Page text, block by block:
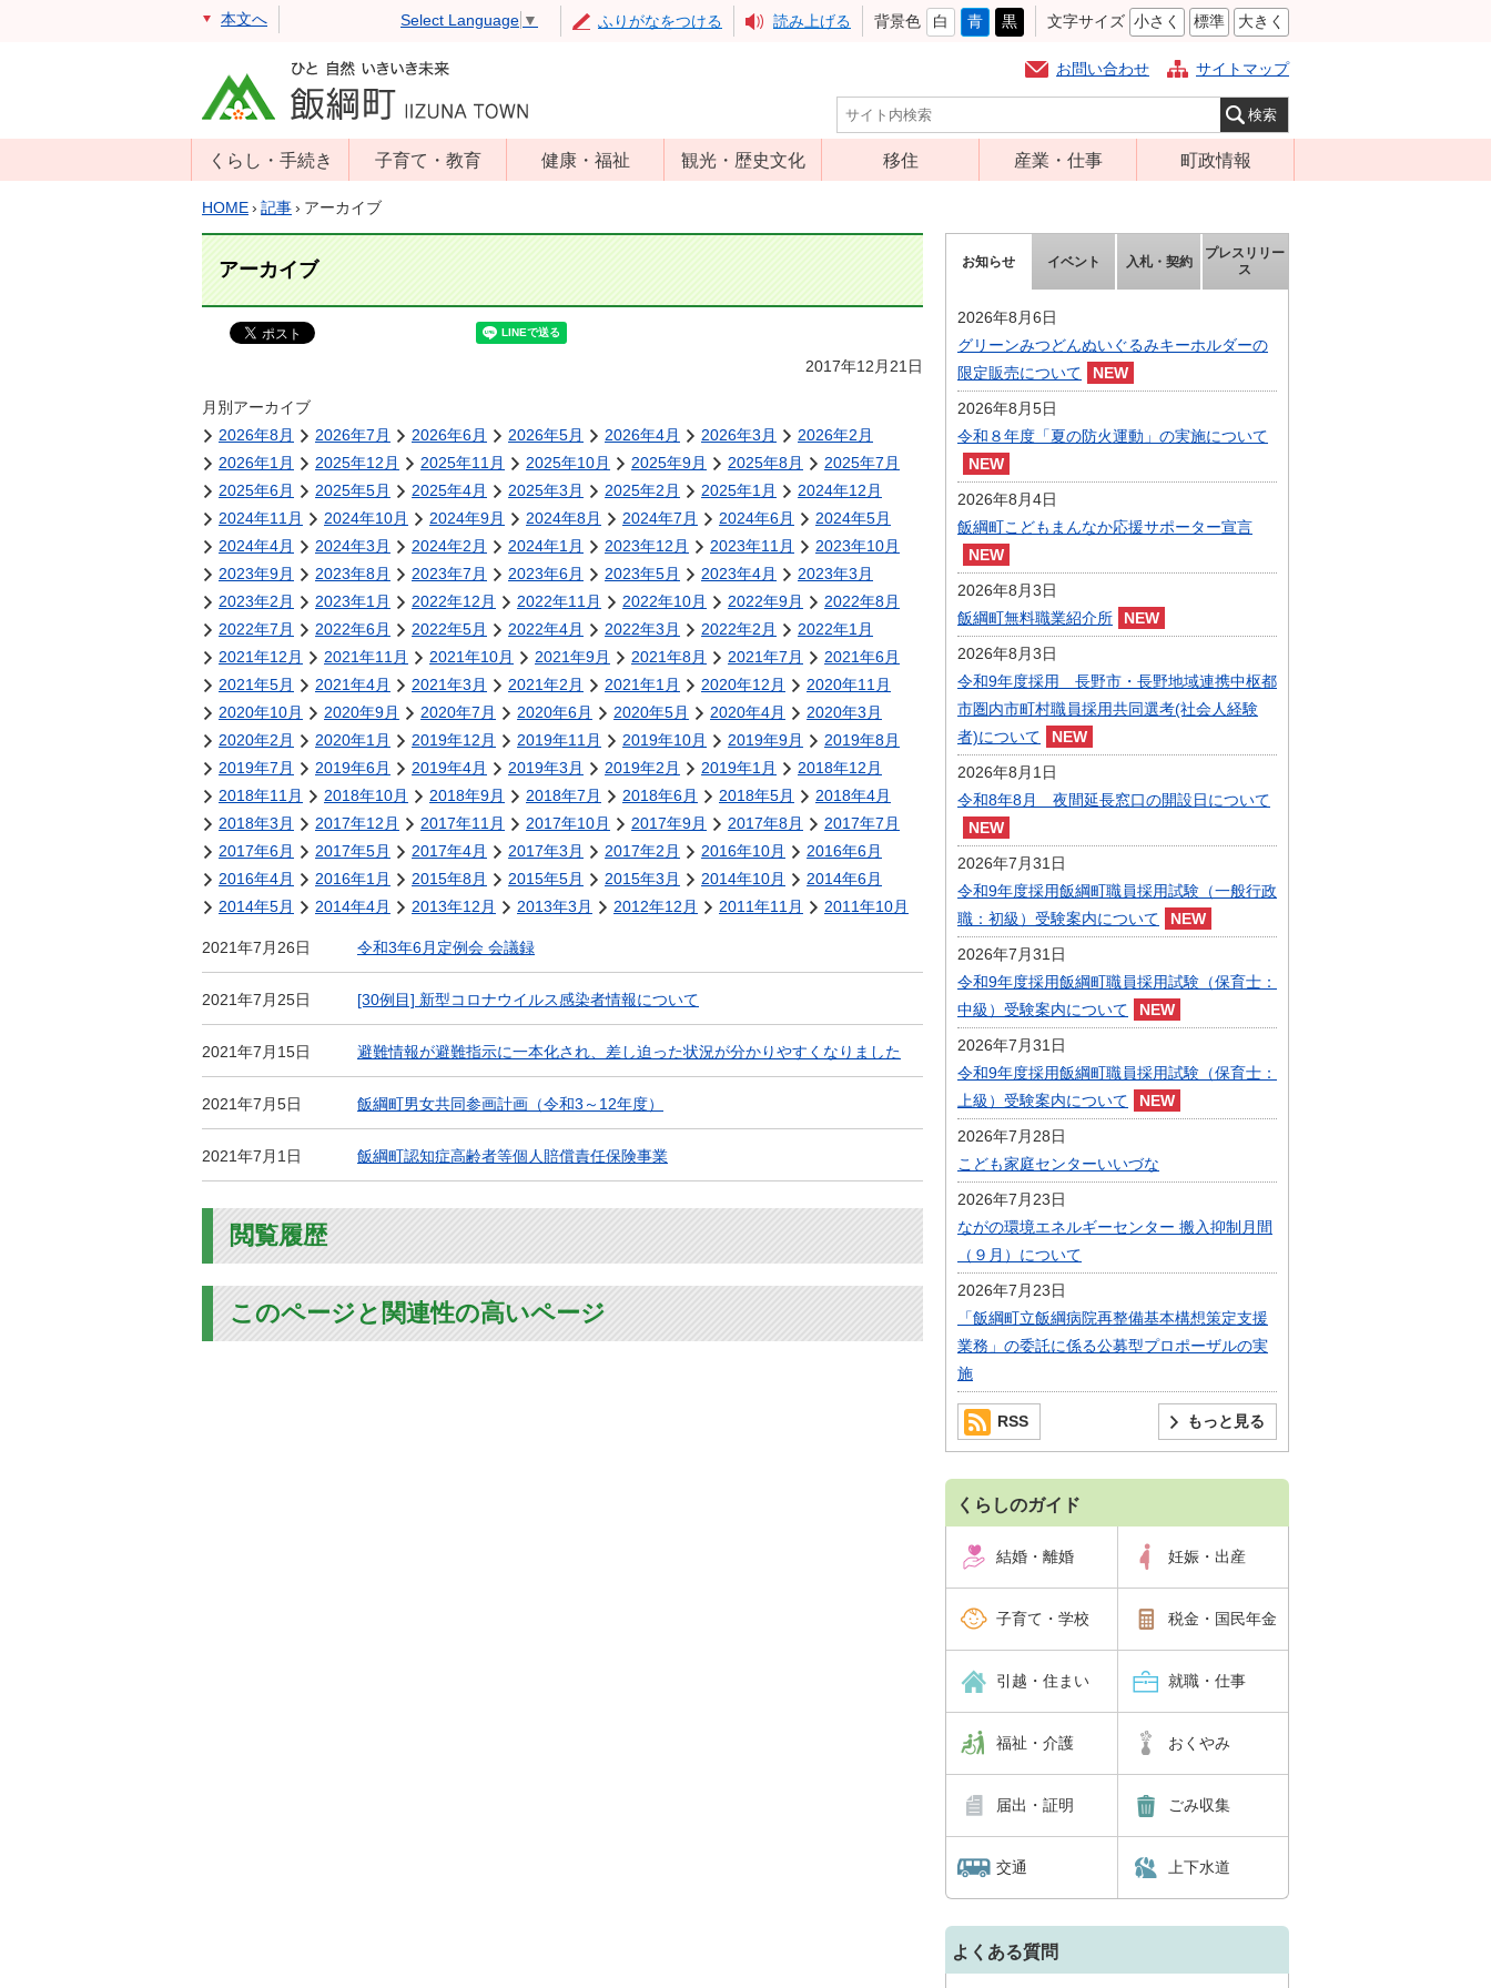
本文へ Select Language ▼ ふりがなをつける 読み上げる 背景色 白 青 黒 文字サイズ 小さく 標準 大きく
お問い合わせ サイトマップ
くらし・手続き
戸籍・住民票・
住民登録
マイナンバー
消防・防災
年金・保険
税金
住まい・土地
環境・ゴミ
上下水道
交通・道路
安全・防犯
ペット・動物
相談窓口
子育て・教育
年齢別子育て情
生涯学習
学校教育・奨学
金
人権・平和啓発
学校給食
児童クラブ
飯綱町コミュニ
ティスクール
健康・福祉
高齢者福祉
障害福祉
保健・医療
食育
観光・歴史文化
アップルミュー
文化財
移住 産業・仕事
就労支援
農林業振興
届出・証明・法
令・規制
企業の税金
入札・契約
指定管理者制度
人材募集
町政情報
組織案内
庁舎案内
ふるさと納税
人事・職員募集
まちづくり
庁舎建設
HOME› 記事› アーカイブ
アーカイブ
2017年12月21日
月別アーカイブ
2026年8月
2026年7月 2026年6月 2026年5月 2026年4月 2026年3月
2026年2月
2026年1月
2025年12月 2025年11月 2025年10月 2025年9月 2025年8月
2025年7月
2025年6月
2025年5月 2025年4月 2025年3月 2025年2月 2025年1月
2024年12月
2024年11月
2024年10月 2024年9月 2024年8月 2024年7月 2024年6月
2024年5月
2024年4月
2024年3月 2024年2月 2024年1月 2023年12月 2023年11月
2023年10月
2023年9月
2023年8月 2023年7月 2023年6月 2023年5月 2023年4月
2023年3月
2023年2月
2023年1月 2022年12月 2022年11月 2022年10月 2022年9月
2022年8月
2022年7月
2022年6月 2022年5月 2022年4月 2022年3月 2022年2月
2022年1月
2021年12月
2021年11月 2021年10月 2021年9月 2021年8月 2021年7月
2021年6月
2021年5月
2021年4月 2021年3月 2021年2月 2021年1月 2020年12月
2020年11月
2020年10月
2020年9月 2020年7月 2020年6月 2020年5月 2020年4月
2020年3月
2020年2月
2020年1月 2019年12月 2019年11月 2019年10月 2019年9月
2019年8月
2019年7月
2019年6月 2019年4月 2019年3月 2019年2月 2019年1月
2018年12月
2018年11月
2018年10月 2018年9月 2018年7月 2018年6月 2018年5月
2018年4月
2018年3月
2017年12月 2017年11月 2017年10月 2017年9月 2017年8月
2017年7月
2017年6月
2017年5月 2017年4月 2017年3月 2017年2月 2016年10月
2016年6月
2016年4月
2016年1月 2015年8月 2015年5月 2015年3月 2014年10月
2014年6月
2014年5月
2014年4月 2013年12月 2013年3月 2012年12月 2011年11月 2011年10月
2021年7月26日 令和3年6月定例会 会議録
2021年7月25日 [30例目] 新型コロナウイルス感染者情報について
2021年7月15日 避難情報が避難指示に一本化され、差し迫った状況が分かりやすくなりました
2021年7月5日 飯綱町男女共同参画計画（令和3～12年度）
2021年7月1日 飯綱町認知症高齢者等個人賠償責任保険事業
閲覧履歴
このページと関連性の高いページ
お知らせ イベント 入札・契約
プレスリリー
ス
2026年8月6日
グリーンみつどんぬいぐるみキーホルダーの
限定販売について
2026年8月5日
令和８年度「夏の防火運動」の実施について
2026年8月4日
飯綱町こどもまんなか応援サポーター宣言
2026年8月3日
飯綱町無料職業紹介所
2026年8月3日
令和9年度採用 長野市・長野地域連携中枢都
市圏内市町村職員採用共同選考(社会人経験
者)について
2026年8月1日
令和8年8月 夜間延長窓口の開設日について
2026年7月31日
令和9年度採用飯綱町職員採用試験（一般行政
職：初級）受験案内について
2026年7月31日
令和9年度採用飯綱町職員採用試験（保育士：
中級）受験案内について
2026年7月31日
令和9年度採用飯綱町職員採用試験（保育士：
上級）受験案内について
2026年7月28日
こども家庭センターいいづな
2026年7月23日
ながの環境エネルギーセンター 搬入抑制月間
（９月）について
2026年7月23日
「飯綱町立飯綱病院再整備基本構想策定支援
業務」の委託に係る公募型プロポーザルの実
施
もっと見る
RSS
くらしのガイド
結婚・離婚 妊娠・出産
子育て・学校 税金・国民年金
引越・住まい 就職・仕事
福祉・介護 おくやみ
届出・証明 ごみ収集
交通 上下水道
よくある質問